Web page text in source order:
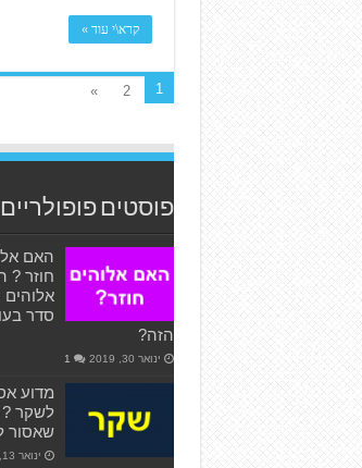
קרא\י עוד »
1
2
»
פוסטים פופולריים
האם
חוזר ?
סדר
הזה?
ינואר 30, 2019 1
מדוע
לשקר
שאסור
ינואר 13, 2019